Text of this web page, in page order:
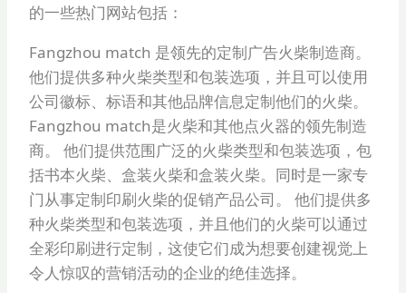
的一些热门网站包括：
Fangzhou match 是领先的定制广告火柴制造商。
他们提供多种火柴类型和包装选项，并且可以使用
公司徽标、标语和其他品牌信息定制他们的火柴。
Fangzhou match是火柴和其他点火器的领先制造
商。 他们提供范围广泛的火柴类型和包装选项，包
括书本火柴、盒装火柴和盒装火柴。同时是一家专
门从事定制印刷火柴的促销产品公司。 他们提供多
种火柴类型和包装选项，并且他们的火柴可以通过
全彩印刷进行定制，这使它们成为想要创建视觉上
令人惊叹的营销活动的企业的绝佳选择。